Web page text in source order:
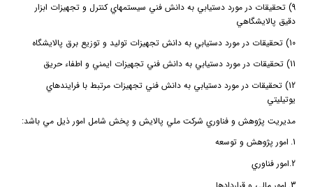
9) تحقيقات در مورد دستيابي به دانش فني سيستمهاي كنترل و تجهيزات ابزار
دقيق پالايشگاهي
10) تحقيقات در مورد دستيابي به دانش تجهيزات توليد و توزيع برق پالايشگاه
11) تحقيقات در مورد دستيابي به دانش فني تجهيزات ايمني و اطفاء حريق
12) تحقيقات در مورد دستيابي به دانش فني تجهيزات مرتبط با فرايندهاي
يوتيليتي
مديريت پژوهش و فناوري شركت ملي پالايش و پخش شامل امور ذيل مي باشد:
1. امور پژوهش و توسعه
2. امور فناوري